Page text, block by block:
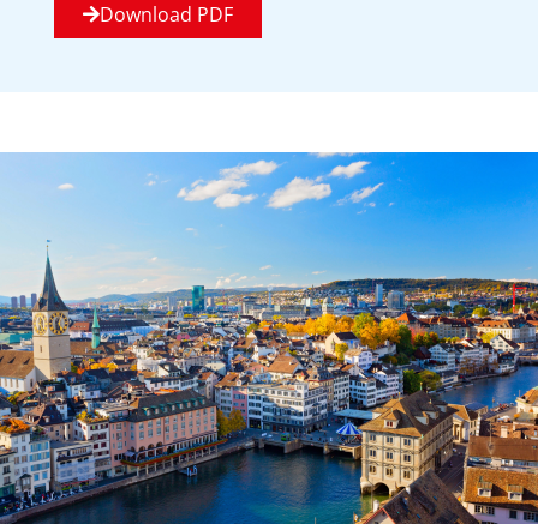
Download PDF